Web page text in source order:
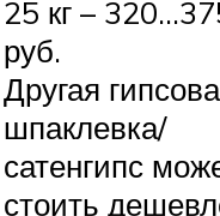
25 кг –
руб.
Другая
шпаклевка/
сатенгипс
стоить